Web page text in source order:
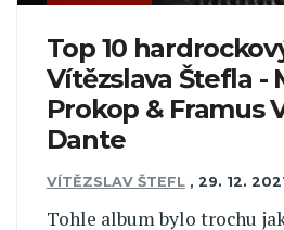
Top 10
Vítězslava Štefla -
Prokop & Framus
Dante
VÍTĚZSLAV ŠTEFL , 29. 12.
Tohle album bylo trochu